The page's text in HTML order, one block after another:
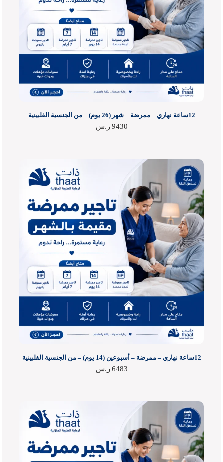
12ساعة نهاري – ممرضة – شهر (26 يوم) – من الجنسية الفلبينية
9430 ر.س
12ساعة نهاري – ممرضة – أسبوعين (14 يوم) – من الجنسية الفلبينية
6483 ر.س